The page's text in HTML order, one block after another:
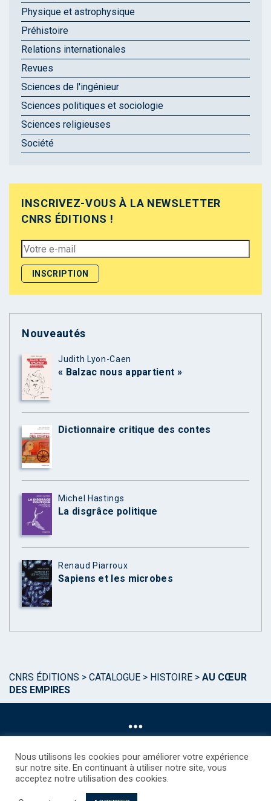
Physique et astrophysique
Préhistoire
Relations internationales
Revues
Sciences de l'ingénieur
Sciences politiques et sociologie
Sciences religieuses
Société
INSCRIVEZ-VOUS À LA NEWSLETTER
CNRS ÉDITIONS !
Nouveautés
Judith Lyon-Caen
« Balzac nous appartient »
Dictionnaire critique des contes
Michel Hastings
La disgrâce politique
Renaud Piarroux
Sapiens et les microbes
CNRS ÉDITIONS > CATALOGUE > HISTOIRE > AU CŒUR
DES EMPIRES
©CNRS EDITIONS 2025
Nous utilisons les cookies pour améliorer votre expérience
sur notre site. En continuant à utiliser notre site, vous
acceptez notre utilisation des cookies.